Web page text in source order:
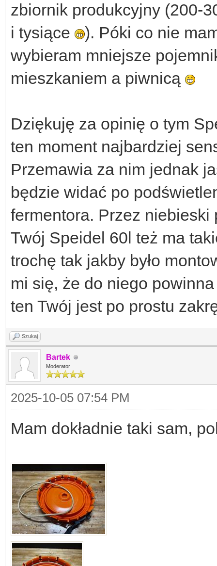
zbiornik produkcyjny (200-
i tysiące
). Póki co nie
wybieram mniejsze
mieszkaniem a piwnicą
Dziękuję za opinię o tym
ten moment najbardziej
Przemawia za nim jednak
będzie widać po
fermentora. Przez niebieski
Twój Speidel 60l też ma
trochę tak jakby było
mi się, że do niego
ten Twój jest po prostu
Szukaj
Bartek
Moderator
2025-10-05 07:54 PM
Mam dokładnie taki sam,